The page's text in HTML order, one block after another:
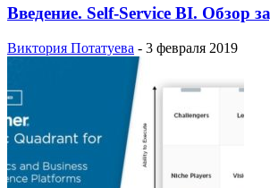
Введение. Self-Service BI. Обзор
Виктория Потатуева - 3 февраля 2019